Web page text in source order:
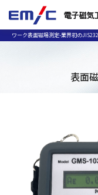
ワーク表面磁場測定-業界初の
表面